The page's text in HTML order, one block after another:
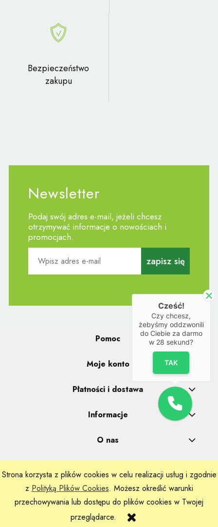
Strona korzysta z plików cookies w celu realizacji usług i zgodnie
z Polityką Plików Cookies. Możesz określić warunki
przechowywania lub dostępu do plików cookies w Twojej
przeglądarce.
Bezpieczeństwo
zakupu
Newsletter
Podaj swój adres e-mail, jeżeli chcesz
otrzymywać informacje o nowościach i
promocjach.
zapisz się
Pomoc
Moje konto
Płatności i dostawa
Informacje
O nas
Realizacje: Dpl Agency -Szablony Shoper
Sklep internetowy Shoper.pl
Cześć!
Czy chcesz,
żebyśmy oddzwonili
do Ciebie za darmo
w 28 sekund?
TAK